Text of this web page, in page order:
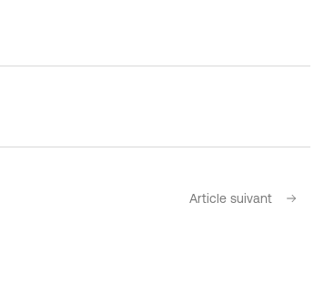
Article suivant